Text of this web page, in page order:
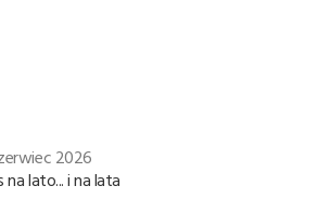
2026
na lato... i na lata